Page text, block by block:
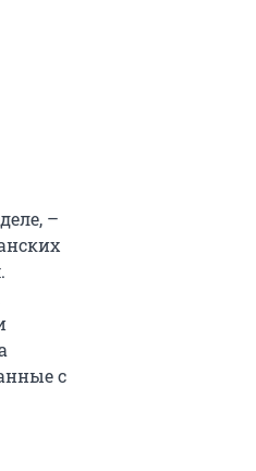
–
с